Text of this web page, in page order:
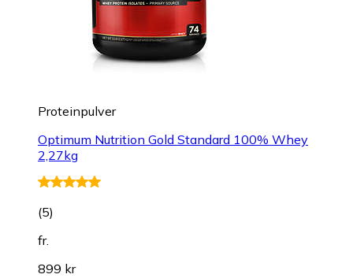
Proteinpulver
Optimum Nutrition Gold Standard 100% Whey
2,27kg
(5)
fr.
899 kr